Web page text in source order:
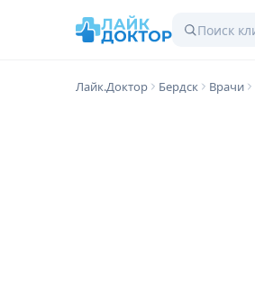
Лайк.Доктор Бердск Врачи